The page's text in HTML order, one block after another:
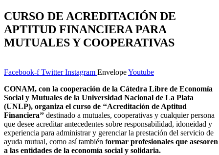
CURSO DE ACREDITACIÓN DE
APTITUD FINANCIERA PARA
MUTUALES Y COOPERATIVAS
Facebook-f Twitter Instagram EnvelopeYoutube
CONAM, con la cooperación de la Cátedra Libre de Economía
Social y Mutuales de la Universidad Nacional de La Plata
(UNLP), organiza el curso de ‘‘Acreditación de Aptitud
Financiera’’ destinado a mutuales, cooperativas y cualquier persona
que desee acreditar antecedentes sobre responsabilidad, idoneidad y
experiencia para administrar y gerenciar la prestación del servicio de
ayuda mutual, como así también formar profesionales que asesoren
a las entidades de la economía social y solidaria.